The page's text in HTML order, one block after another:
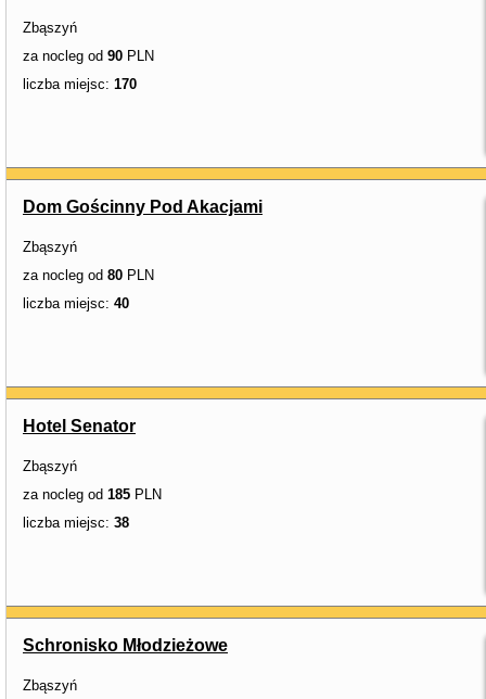
Zbąszyń
za nocleg od 90 PLN
liczba miejsc: 170
Dom Gościnny Pod Akacjami
Zbąszyń
za nocleg od 80 PLN
liczba miejsc: 40
Hotel Senator
Zbąszyń
za nocleg od 185 PLN
liczba miejsc: 38
Schronisko Młodzieżowe
Zbąszyń